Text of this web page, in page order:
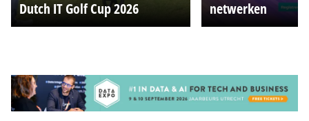
Dutch IT Golf Cup 2026
netwerken